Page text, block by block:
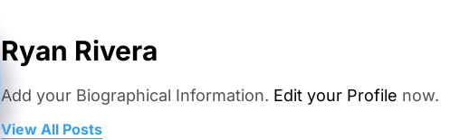
Ryan Rivera
Add your Biographical Information. Edit your Profile now.
View All Posts